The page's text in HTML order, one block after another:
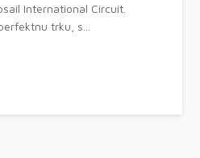
International Circuit.
trku, s...